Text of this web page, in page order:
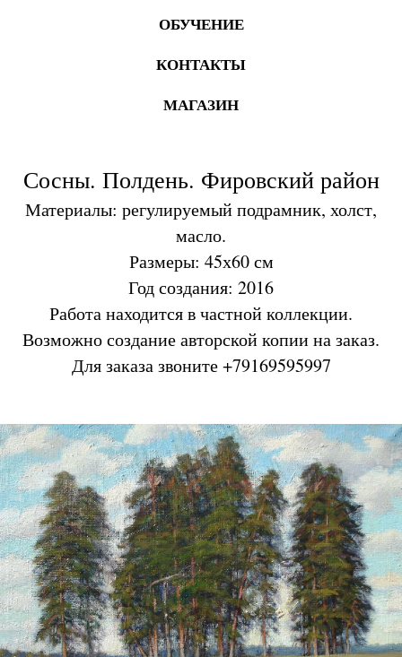
ОБУЧЕНИЕ
КОНТАКТЫ
МАГАЗИН
Сосны. Полдень. Фировский район
Материалы: регулируемый подрамник, холст,
масло.
Размеры: 45х60 см
Год создания: 2016
Работа находится в частной коллекции.
Возможно создание авторской копии на заказ.
Для заказа звоните +79169595997